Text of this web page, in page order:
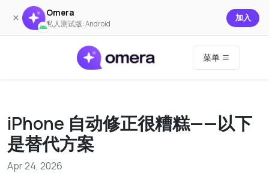
× Omera
私人测试版: Android
加入
菜单
iPhone 自动修正很糟糕——以下
是替代方案
Apr 24, 2026